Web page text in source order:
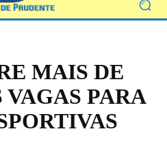
MAIS DE
VAGAS PARA